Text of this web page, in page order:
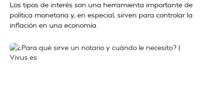
Los tipos de interés son una herramienta importante de
política monetaria y, en especial, sirven para controlar la
inflación en una economía.